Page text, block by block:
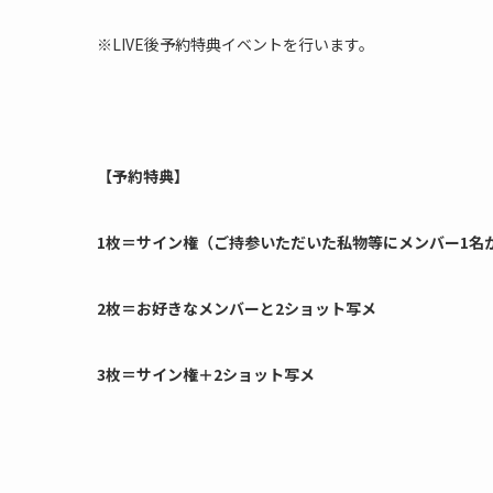
※LIVE後予約特典イベントを行います。
【予約特典】
1枚＝サイン権（ご持参いただいた私物等にメンバー1名
2枚＝お好きなメンバーと2ショット写メ
3枚＝サイン権＋2ショット写メ